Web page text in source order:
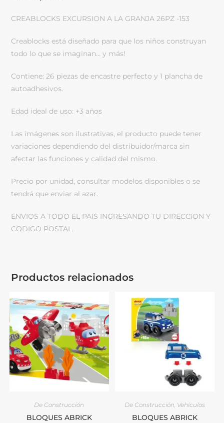
CREABLOCKS EXCURSION A LA GRANJA 26PZ -153
Creablocks está diseñado para que los niños construyan
todo lo que se imaginan… y más!
Contiene: 26 piezas de encastre perfecto y 1 plancha de
autoadhesivos.
Edad ideal de uso: +3 años
Las imágenes son ilustrativas, el producto puede tener
variaciones dependiendo del distribuidor/marca sin
afectar las funciones y calidad del mismo.
Precio por unidad, consultar modelos disponibles o se
tendrá que enviar al azar.
ENVIOS A TODO EL PAIS INGRESANDO TU DIRECCION Y
CODIGO POSTAL.
Productos relacionados
De Construcción
BLOQUES ABRICK
De Construcción, Vehículos
BLOQUES ABRICK